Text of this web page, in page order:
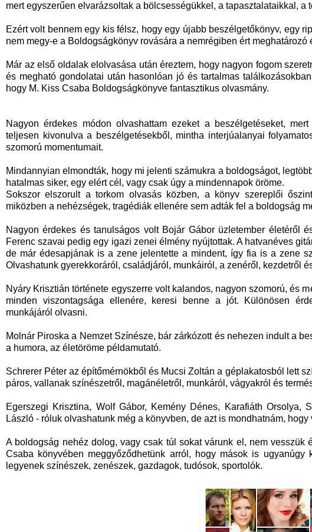
mert egyszerűen elvarázsoltak a bölcsességükkel, a tapasztalataikkal, a
Ezért volt bennem egy kis félsz, hogy egy újabb beszélgetőkönyv, egy
nem megy-e a Boldogságkönyv rovására a nemrégiben ért meghatározó
Már az első oldalak elolvasása után éreztem, hogy nagyon fogom
és megható gondolatai után hasonlóan jó és tartalmas
hogy M. Kiss Csaba Boldogságkönyve fantasztikus olvasmány.
Nagyon érdekes módon olvashattam ezeket a beszélgetéseket,
teljesen kivonulva a beszélgetésekből, mintha interjúalanyai
szomorú momentumait.
Mindannyian elmondták, hogy mi jelenti számukra a boldogságot,
hatalmas siker, egy elért cél, vagy csak úgy a mindennapok öröme.
Sokszor elszorult a torkom olvasás közben, a könyv szereplői
miközben a nehézségek, tragédiák ellenére sem adták fel a boldogság
Nagyon érdekes és tanulságos volt Bojár Gábor üzletember életéről
Ferenc szavai pedig egy igazi zenei élmény nyújtottak. A hatvanéves
de már édesapjának is a zene jelentette a mindent, így fia is a zene
Olvashatunk gyerekkoráról, családjáról, munkáiról, a zenéről, kezdetről
Nyáry Krisztián története egyszerre volt kalandos, nagyon szomorú, és
minden viszontagsága ellenére, keresi benne a jót. Különösen
munkájáról olvasni.
Molnár Piroska a Nemzet Színésze, bár zárkózott és nehezen indult a
a humora, az életöröme példamutató.
Schrerer Péter az építőmérnökből és Mucsi Zoltán a géplakatosból lett
páros, vallanak színészetről, magánéletről, munkáról, vágyakról és
Egerszegi Krisztina, Wolf Gábor, Kemény Dénes, Karafiáth
László - róluk olvashatunk még a könyvben, de azt is mondhatnám,
A boldogság nehéz dolog, vagy csak túl sokat várunk el, nem vesszük
Csaba könyvében meggyőződhetünk arról, hogy mások is ugyanúgy
legyenek színészek, zenészek, gazdagok, tudósok, sportolók.